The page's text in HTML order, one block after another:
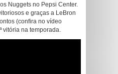
Nuggets no Pepsi Center.
e graças a LeBron
(confira no vídeo
vitória na temporada.